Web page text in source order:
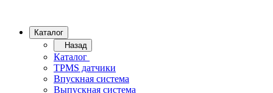
Каталог
Назад
Каталог
TPMS датчики
Впускная система
Выпускная система